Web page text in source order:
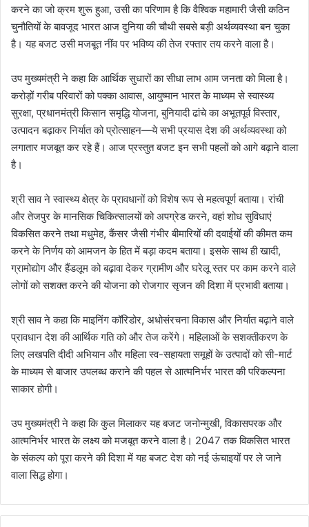
करने का जो क्रम शुरू हुआ, उसी का परिणाम है कि वैश्विक महामारी जैसी कठिन
चुनौतियों के बावजूद भारत आज दुनिया की चौथी सबसे बड़ी अर्थव्यवस्था बन चुका
है। यह बजट उसी मजबूत नींव पर भविष्य की तेज रफ्तार तय करने वाला है।
उप मुख्यमंत्री ने कहा कि आर्थिक सुधारों का सीधा लाभ आम जनता को मिला है।
करोड़ों गरीब परिवारों को पक्का आवास, आयुष्मान भारत के माध्यम से स्वास्थ्य
सुरक्षा, प्रधानमंत्री किसान समृद्धि योजना, बुनियादी ढांचे का अभूतपूर्व विस्तार,
उत्पादन बढ़ाकर निर्यात को प्रोत्साहन—ये सभी प्रयास देश की अर्थव्यवस्था को
लगातार मजबूत कर रहे हैं। आज प्रस्तुत बजट इन सभी पहलों को आगे बढ़ाने वाला
है।
श्री साव ने स्वास्थ्य क्षेत्र के प्रावधानों को विशेष रूप से महत्वपूर्ण बताया। रांची
और तेजपुर के मानसिक चिकित्सालयों को अपग्रेड करने, वहां शोध सुविधाएं
विकसित करने तथा मधुमेह, कैंसर जैसी गंभीर बीमारियों की दवाईयों की कीमत कम
करने के निर्णय को आमजन के हित में बड़ा कदम बताया। इसके साथ ही खादी,
ग्रामोद्योग और हैंडलूम को बढ़ावा देकर ग्रामीण और घरेलू स्तर पर काम करने वाले
लोगों को सशक्त करने की योजना को रोजगार सृजन की दिशा में प्रभावी बताया।
श्री साव ने कहा कि माइनिंग कॉरिडोर, अधोसंरचना विकास और निर्यात बढ़ाने वाले
प्रावधान देश की आर्थिक गति को और तेज करेंगे। महिलाओं के सशक्तीकरण के
लिए लखपति दीदी अभियान और महिला स्व-सहायता समूहों के उत्पादों को सी-मार्ट
के माध्यम से बाजार उपलब्ध कराने की पहल से आत्मनिर्भर भारत की परिकल्पना
साकार होगी।
उप मुख्यमंत्री ने कहा कि कुल मिलाकर यह बजट जनोन्मुखी, विकासपरक और
आत्मनिर्भर भारत के लक्ष्य को मजबूत करने वाला है। 2047 तक विकसित भारत
के संकल्प को पूरा करने की दिशा में यह बजट देश को नई ऊंचाइयों पर ले जाने
वाला सिद्ध होगा।